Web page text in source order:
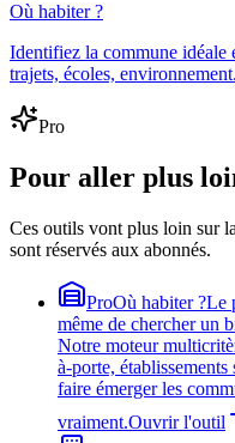
Où habiter ?
Identifiez la commune idéale
trajets, écoles, environnement.
Pro
Pour aller plus
Ces outils vont plus loin sur
sont réservés aux abonnés.
ProOù habiter ?Le
même de chercher un
Notre moteur
à-porte,
faire émerger les
vraiment.Ouvrir l'outil